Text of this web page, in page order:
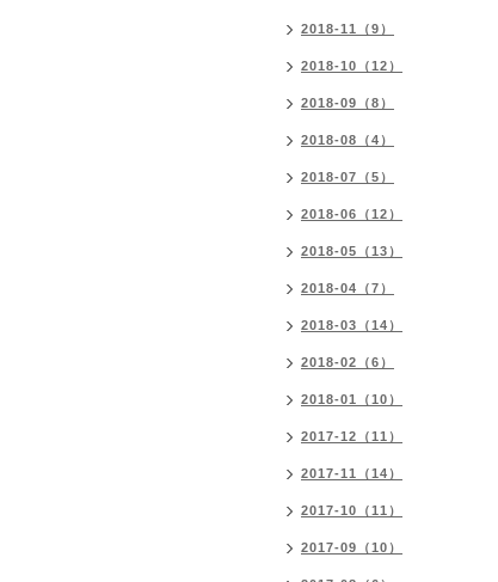
2018-11（9）
2018-10（12）
2018-09（8）
2018-08（4）
2018-07（5）
2018-06（12）
2018-05（13）
2018-04（7）
2018-03（14）
2018-02（6）
2018-01（10）
2017-12（11）
2017-11（14）
2017-10（11）
2017-09（10）